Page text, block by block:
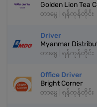
Golden Lion Tea
တာမွေ | ရန်ကုန်တိုင်း
Driver
Myanmar
တာမွေ | ရန်ကုန်တိုင်း
Office Driver
Bright Corner
တာမွေ | ရန်ကုန်တိုင်း